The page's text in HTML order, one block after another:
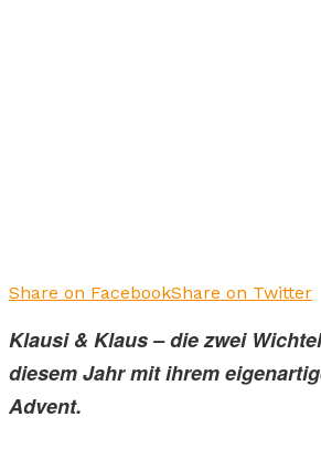
Share on FacebookShare on Twitter
Klausi & Klaus – die zwei
diesem Jahr mit ihrem
Advent.